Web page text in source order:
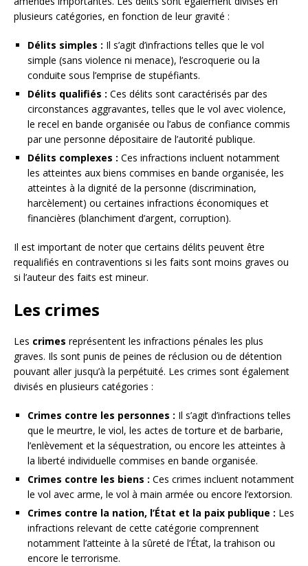
plusieurs catégories, en fonction de leur gravité :
Délits simples : Il s’agit d’infractions telles que le vol
simple (sans violence ni menace), l’escroquerie ou la
conduite sous l’emprise de stupéfiants.
Délits qualifiés : Ces délits sont caractérisés par des
circonstances aggravantes, telles que le vol avec violence,
le recel en bande organisée ou l’abus de confiance commis
par une personne dépositaire de l’autorité publique.
Délits complexes : Ces infractions incluent notamment
les atteintes aux biens commises en bande organisée, les
atteintes à la dignité de la personne (discrimination,
harcèlement) ou certaines infractions économiques et
financières (blanchiment d’argent, corruption).
Il est important de noter que certains délits peuvent être
requalifiés en contraventions si les faits sont moins graves ou
si l’auteur des faits est mineur.
Les crimes
Les crimes représentent les infractions pénales les plus
graves. Ils sont punis de peines de réclusion ou de détention
pouvant aller jusqu’à la perpétuité. Les crimes sont également
divisés en plusieurs catégories :
Crimes contre les personnes : Il s’agit d’infractions telles
que le meurtre, le viol, les actes de torture et de barbarie,
l’enlèvement et la séquestration, ou encore les atteintes à
la liberté individuelle commises en bande organisée.
Crimes contre les biens : Ces crimes incluent notamment
le vol avec arme, le vol à main armée ou encore l’extorsion.
Crimes contre la nation, l’État et la paix publique : Les
infractions relevant de cette catégorie comprennent
notamment l’atteinte à la sûreté de l’État, la trahison ou
encore le terrorisme.